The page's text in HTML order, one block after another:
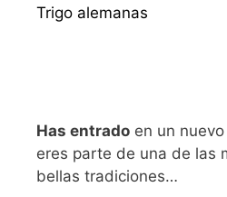
Trigo alemanas
Has entrado en un
eres parte de una de las
bellas tradiciones…